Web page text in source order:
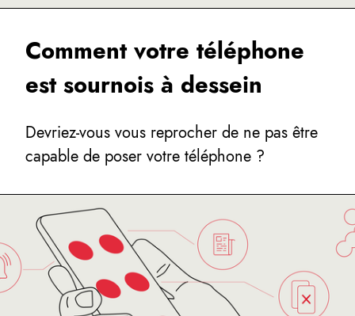
Comment votre téléphone
est sournois à dessein
Devriez-vous vous reprocher de ne pas être
capable de poser votre téléphone ?